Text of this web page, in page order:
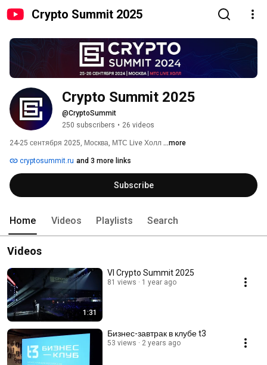
Crypto Summit 2025
Crypto Summit 2025
@CryptoSummit
250 subscribers • 26 videos
24-25 сентября 2025, Москва, МТС Live Холл ...more
cryptosummit.ru and 3 more links
Subscribe
Home Videos Playlists Search
Videos
1:31
VI Crypto Summit 2025
81 views 1 year ago
Бизнес-завтрак в клубе t3
53 views 2 years ago